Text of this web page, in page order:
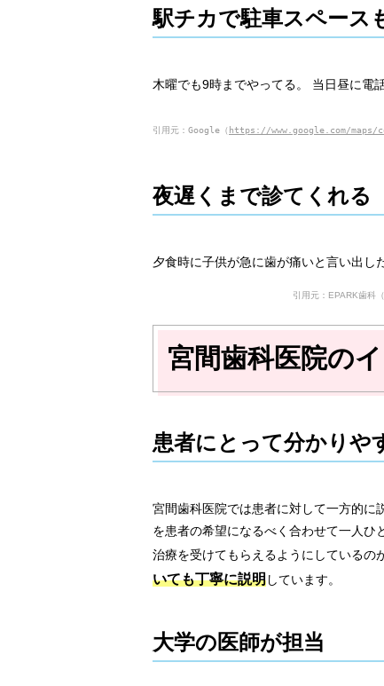
駅チカで駐車スペース
木曜でも9時までやってる。 当日昼に電
引用元：Google（ https://www.google.com/maps/
夜遅くまで診てくれる
夕食時に子供が急に歯が痛いと言い出し
引用元：EPARK歯科（
宮間歯科医院の
患者にとって分かりや
宮間歯科医院では患者に対して一方的に
を患者の希望になるべく合わせて一人ひ
治療を受けてもらえるようにしているの
いても丁寧に説明しています。
大学の医師が担当